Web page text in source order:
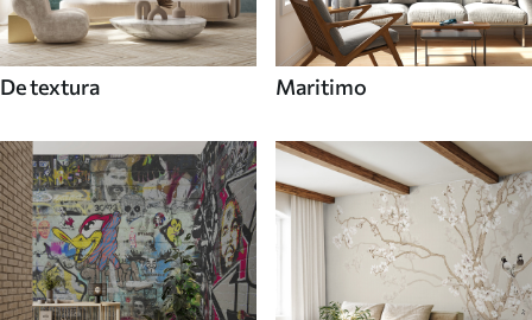
De textura Maritimo